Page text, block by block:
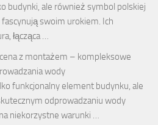
budynki, ale również symbol polskiej
swoim urokiem. Ich
łącząca …
z montażem – kompleksowe
wody
funkcjonalny element budynku, ale
odprowadzaniu wody
niekorzystne warunki …